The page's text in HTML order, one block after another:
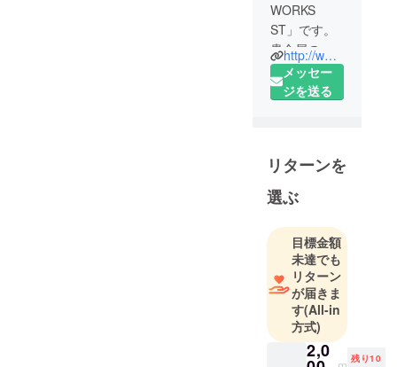
WORKS
ST」です。
貴金属の製
造卸・加工
を行う事業
ジュエリー
の希少性と
その価値を
お客様と一
緒に作り上
げる為の商
品の開発や
販売をオン
ラインで行
なっており
ます。「手
http://www.st-jeweler.com
メッセー
ジを送る
リターンを
選ぶ
目標金額
未達でも
リターン
が届きま
す(All-in
方式)
2,0 残り10